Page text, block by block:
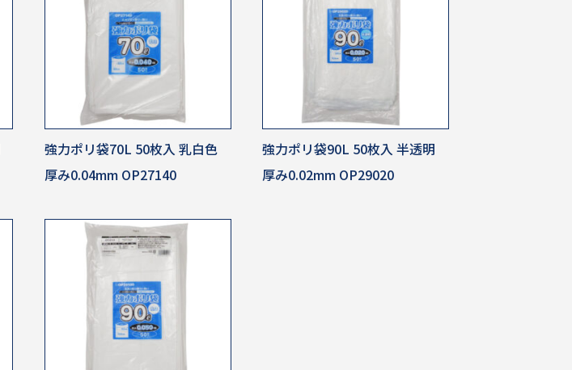
強力ポリ袋70L 50枚入 乳白色
厚み0.04mm OP27140
強力ポリ袋90L 50枚入 半透明
厚み0.02mm OP29020